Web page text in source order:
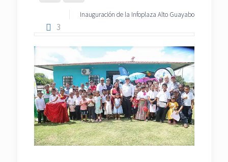
3
Inauguración de la Infoplaza Alto Guayabo